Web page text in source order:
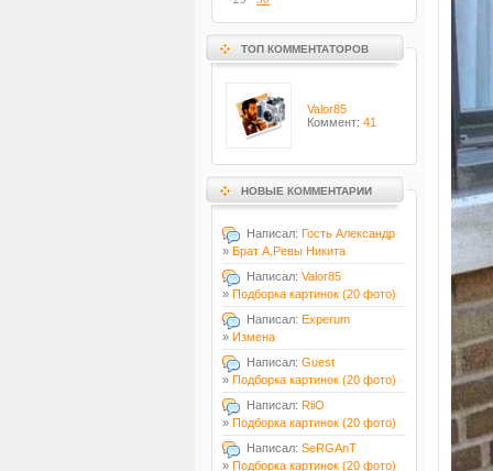
ТОП КОММЕНТАТОРОВ
Valor85
Коммент: 41
НОВЫЕ КОММЕНТАРИИ
Написал: Гость Александр
» Брат А.Ревы Никита
Написал: Valor85
» Подборка картинок (20 фото)
Написал: Experum
» Измена
Написал: Guest
» Подборка картинок (20 фото)
Написал: RiiO
» Подборка картинок (20 фото)
Написал: SeRGAnT
» Подборка картинок (20 фото)